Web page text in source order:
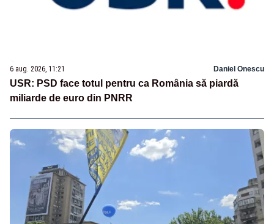
6 aug. 2026, 11:21 Daniel Onescu
USR: PSD face totul pentru ca România să piardă
miliarde de euro din PNRR